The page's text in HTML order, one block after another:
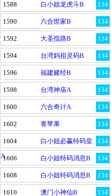
134
1588 白小姐龙虎斗B
134
1590 六合世家B
134
1592 大圣指路B
134
1594 台湾妈祖灵码B
134
1596 福建赌经B
134
1598 台湾神庙A
134
1600 六合奇计A
134
1602 青苹果
134
1604
白小姐必赢特码皇
A
134
1606 白小姐特码消息B
134
1608 白小姐特码消息B
134
1610 澳门小神仙B